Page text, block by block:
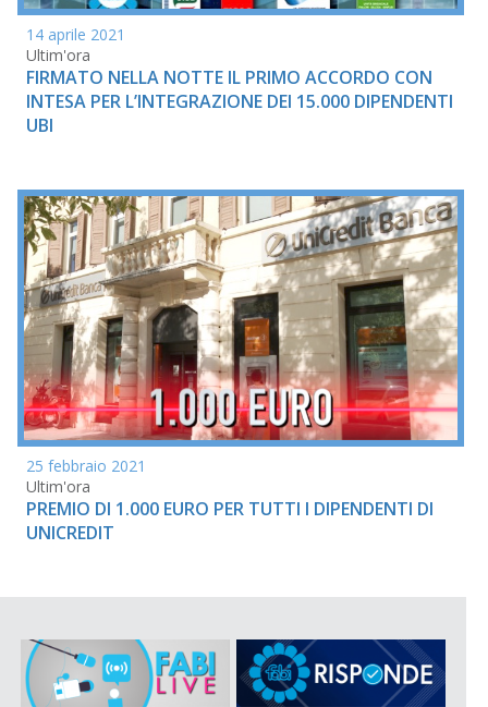
14 aprile 2021
Ultim'ora
FIRMATO NELLA NOTTE IL PRIMO ACCORDO CON
INTESA PER L’INTEGRAZIONE DEI 15.000 DIPENDENTI
UBI
25 febbraio 2021
Ultim'ora
PREMIO DI 1.000 EURO PER TUTTI I DIPENDENTI DI
UNICREDIT